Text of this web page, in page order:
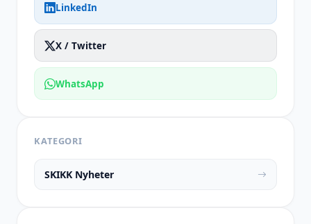
LinkedIn
X / Twitter
WhatsApp
KATEGORI
SKIKK Nyheter